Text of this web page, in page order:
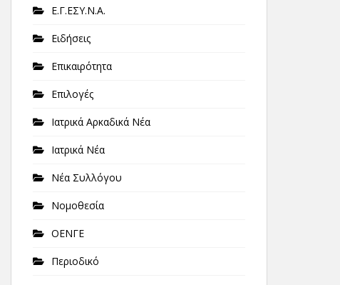
Ε.Γ.ΕΣΥ.Ν.Α.
Ειδήσεις
Επικαιρότητα
Επιλογές
Ιατρικά Αρκαδικά Νέα
Ιατρικά Νέα
Νέα Συλλόγου
Νομοθεσία
ΟΕΝΓΕ
Περιοδικό